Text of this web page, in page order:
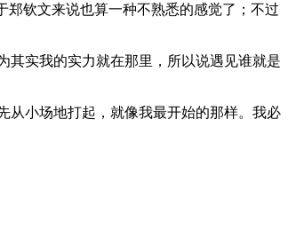
郑钦文来说也算一种不熟悉的感觉了；不过
其实我的实力就在那里，所以说遇见谁就是
从小场地打起，就像我最开始的那样。我必